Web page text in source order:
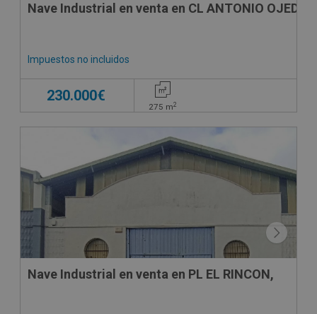
Nave Industrial en venta en CL ANTONIO OJEDA,
Impuestos no incluidos
230.000€
275 m2
CONDICIONES ESPECIALES
Nave Industrial en venta en PL EL RINCON,